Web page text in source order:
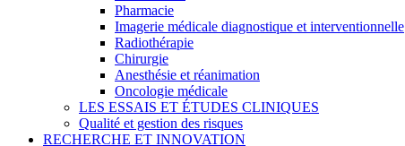
Pharmacie
Imagerie médicale diagnostique et interventionnelle
Radiothérapie
Chirurgie
Anesthésie et réanimation
Oncologie médicale
LES ESSAIS ET ÉTUDES CLINIQUES
Qualité et gestion des risques
RECHERCHE ET INNOVATION